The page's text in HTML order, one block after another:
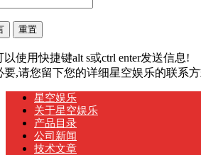
以使用快捷键alt s或ctrl enter发送信息!
要,请您留下您的详细星空娱乐的联系
星空娱乐
关于星空娱乐
产品目录
公司新闻
技术文章